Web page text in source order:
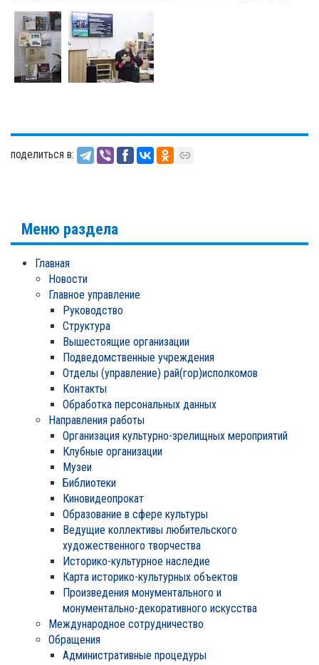
поделиться в:
Меню раздела
Главная
Новости
Главное управление
Руководство
Структура
Вышестоящие организации
Подведомственные учреждения
Отделы (управление) рай(гор)исполкомов
Контакты
Обработка персональных данных
Направления работы
Организация культурно-зрелищных мероприятий
Клубные организации
Музеи
Библиотеки
Киновидеопрокат
Образование в сфере культуры
Ведущие коллективы любительского
художественного творчества
Историко-культурное наследие
Карта историко-культурных объектов
Произведения монументального и
монументально-декоративного искусства
Международное сотрудничество
Обращения
Административные процедуры